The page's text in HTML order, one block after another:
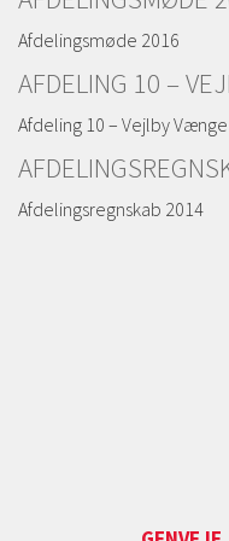
Afdelingsmøde 2016
AFDELING 10 –
Afdeling 10 – Vejlby
Afdelingsregnskab 2014